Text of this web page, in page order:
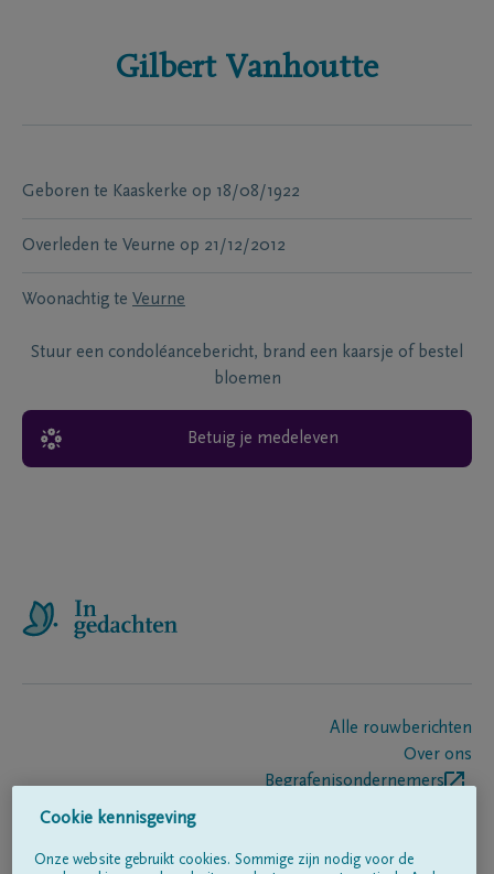
Gilbert Vanhoutte
Geboren te Kaaskerke op 18/08/1922
Overleden te Veurne op 21/12/2012
Woonachtig te Veurne
Stuur een condoléancebericht, brand een kaarsje of bestel
bloemen
Betuig je medeleven
Alle rouwberichten
Over ons
Begrafenisondernemers
Cookie kennisgeving
Onze website gebruikt cookies. Sommige zijn nodig voor de